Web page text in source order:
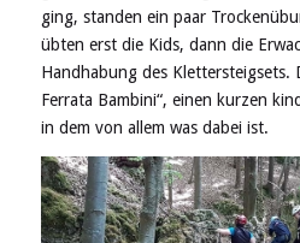
ging, standen ein paar
übten erst die Kids, dann die
Handhabung des Klettersteigsets.
Ferrata Bambini“, einen kurzen
in dem von allem was dabei ist.